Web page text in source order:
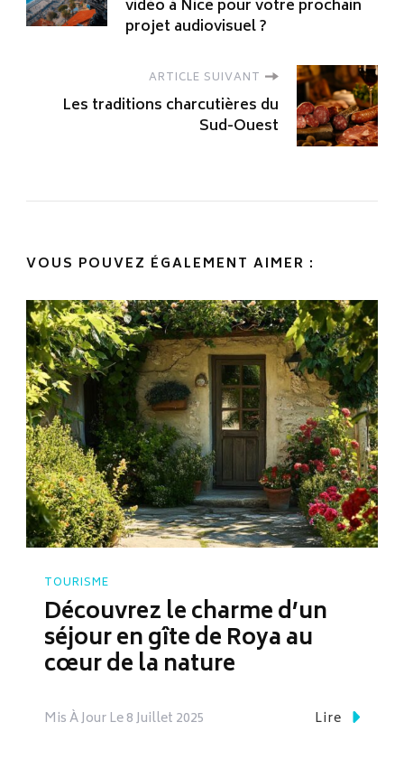
vidéo à Nice pour votre prochain
projet audiovisuel ?
ARTICLE SUIVANT
Les traditions charcutières du
Sud-Ouest
VOUS POUVEZ ÉGALEMENT AIMER :
TOURISME
Découvrez le charme d’un
séjour en gîte de Roya au
cœur de la nature
Mis À Jour Le8 Juillet 2025 Lire